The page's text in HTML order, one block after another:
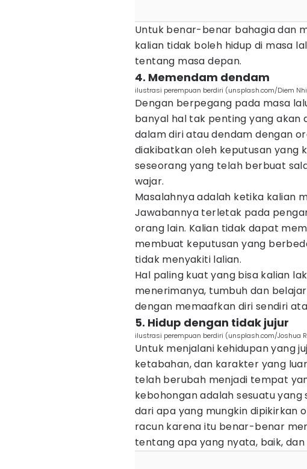
Untuk benar-benar bahagia dan
kalian tidak boleh hidup di masa
tentang masa depan.
4. Memendam dendam
ilustrasi perempuan berdiri (unsplash.com/Diem
Dengan berpegang pada masa
banyal hal tak penting yang akan
dalam diri atau dendam dengan
diakibatkan oleh keputusan yang
seseorang yang telah berbuat
wajar.
Masalahnya adalah ketika kalian
Jawabannya terletak pada
orang lain. Kalian tidak dapat
membuat keputusan yang
tidak menyakiti lalian.
Hal paling kuat yang bisa kalian
menerimanya, tumbuh dan
dengan memaafkan diri sendiri
5. Hidup dengan tidak jujur
ilustrasi perempuan berdiri (unsplash.com/Joshua
Untuk menjalani kehidupan yang
ketabahan, dan karakter yang
telah berubah menjadi tempat
kebohongan adalah sesuatu
dari apa yang mungkin dipikirkan
racun karena itu benar-benar
tentang apa yang nyata, baik,